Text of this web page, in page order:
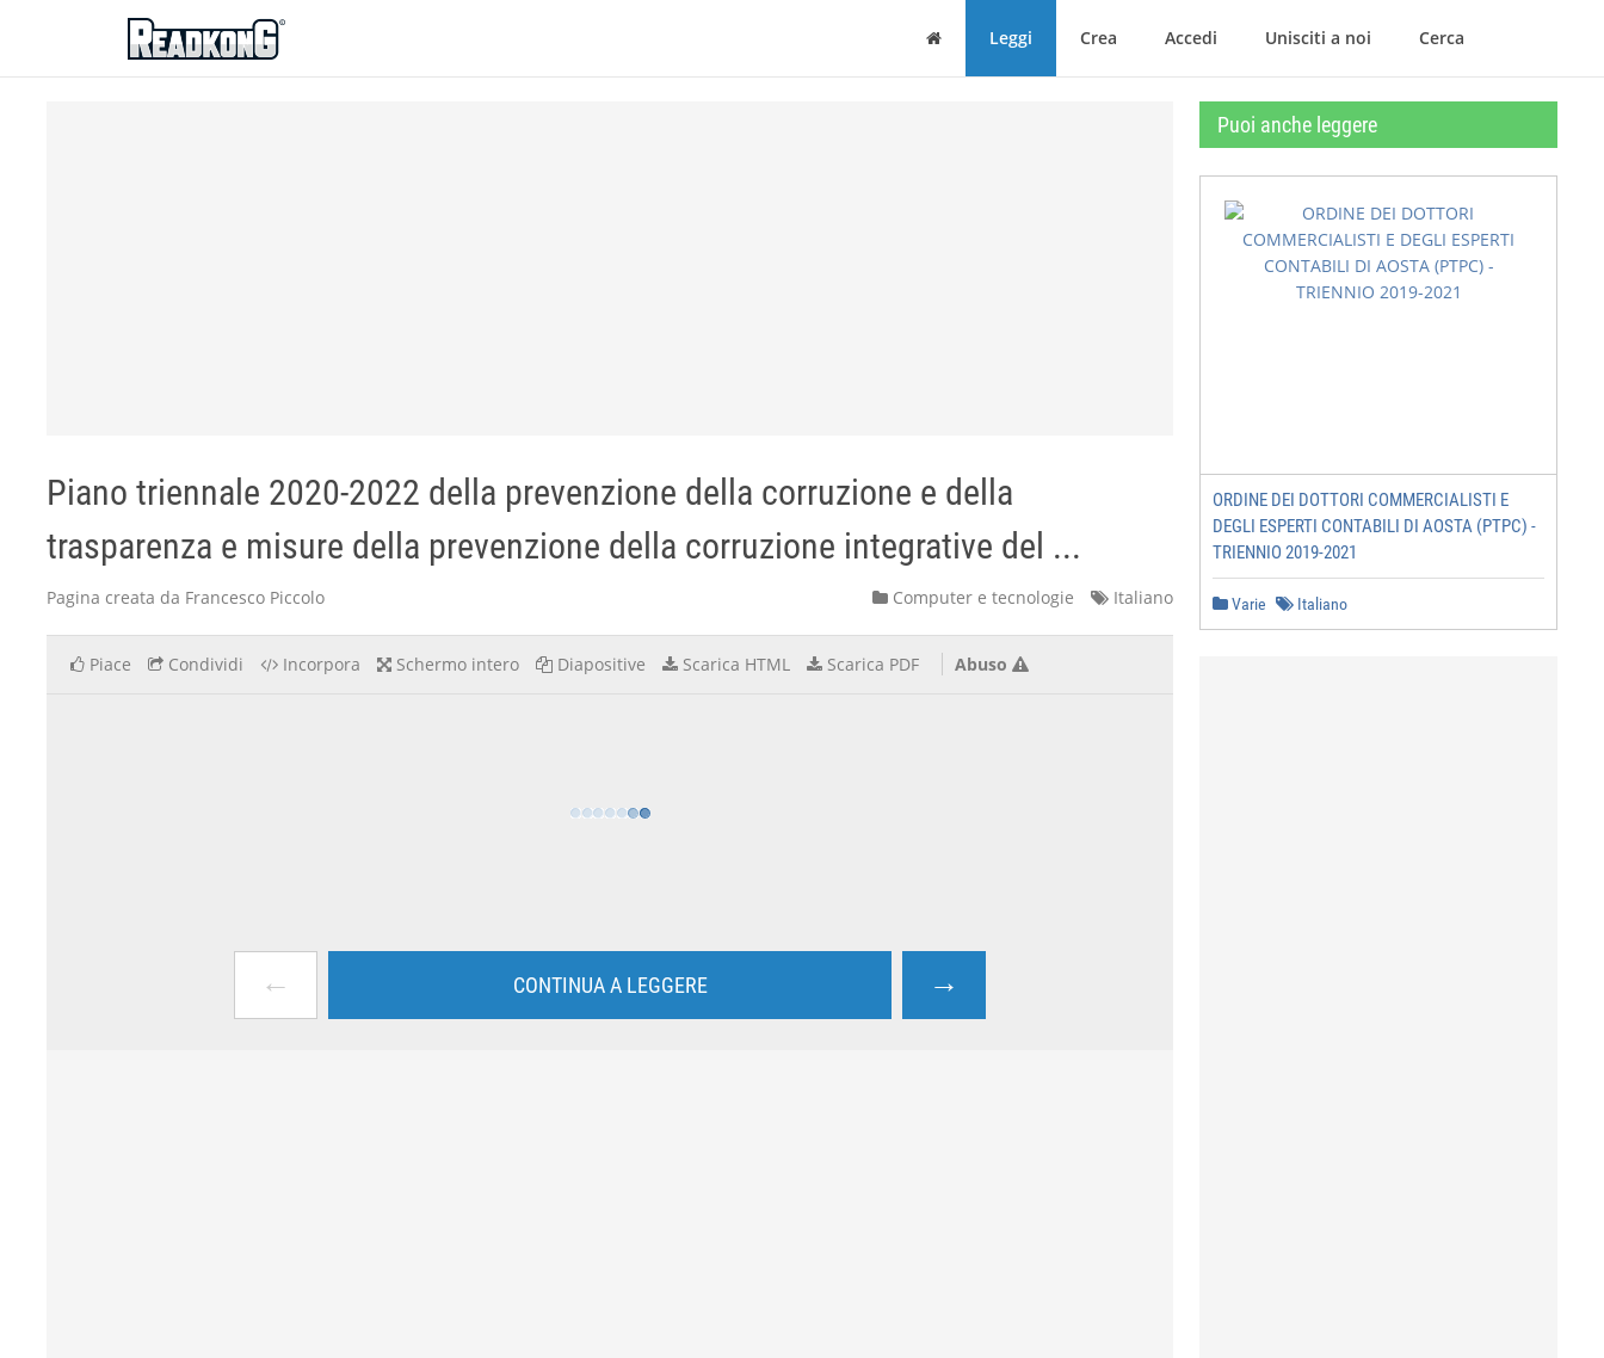
ReadkonG
Home Leggi Crea Accedi Unisciti a noi Cerca
Piano triennale 2020-2022 della prevenzione della corruzione e della
trasparenza e misure della prevenzione della corruzione integrative del ...
Pagina creata da Francesco Piccolo Computer e tecnologie Italiano
Piace Condividi Incorpora Schermo intero Diapositive Scarica HTML Scarica PDF Abuso
← CONTINUA A LEGGERE →
Puoi anche leggere
ORDINE DEI DOTTORI COMMERCIALISTI E
DEGLI ESPERTI CONTABILI DI AOSTA (PTPC) -
TRIENNIO 2019-2021
Varie Italiano